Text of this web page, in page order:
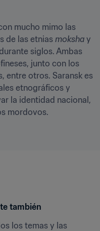
mucho mimo las
de las etnias moksha
siglos. Ambas
junto con los
entre otros. Saransk es
etnográficos y
la identidad nacional,
mordovos.
también
los temas y las